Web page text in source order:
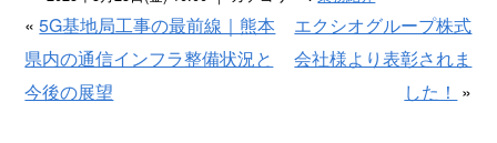
«5G基地局工事の最前線｜熊本
県内の通信インフラ整備状況と
今後の展望
エクシオグループ株式
会社様より表彰されま
した！ »